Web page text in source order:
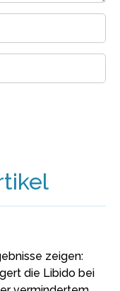
zeigen:
die Libido bei